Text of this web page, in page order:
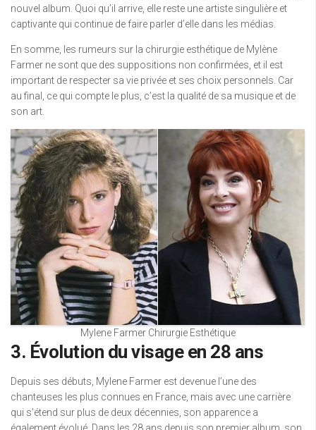
nouvel album. Quoi qu’il arrive, elle reste une artiste singulière et
captivante qui continue de faire parler d’elle dans les médias.
En somme, les rumeurs sur la chirurgie esthétique de Mylène
Farmer ne sont que des suppositions non confirmées, et il est
important de respecter sa vie privée et ses choix personnels. Car
au final, ce qui compte le plus, c’est la qualité de sa musique et de
son art.
Mylene Farmer Chirurgie Esthétique
3. Évolution du visage en 28 ans
Depuis ses débuts, Mylene Farmer est devenue l’une des
chanteuses les plus connues en France, mais avec une carrière
qui s’étend sur plus de deux décennies, son apparence a